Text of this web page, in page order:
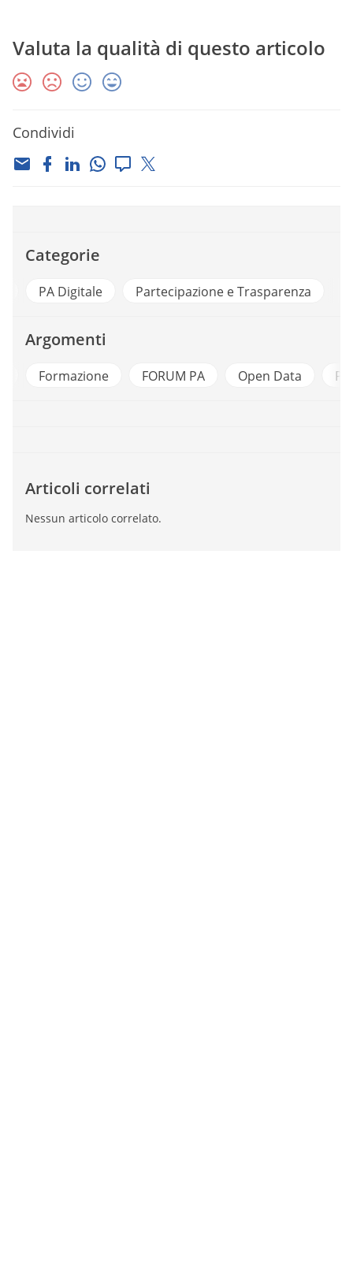
Valuta la qualità di questo articolo
Condividi
Categorie
Data PA Digitale Partecipazione e
Argomenti
FORUM PA Open Data
Articoli correlati
Nessun articolo correlato.